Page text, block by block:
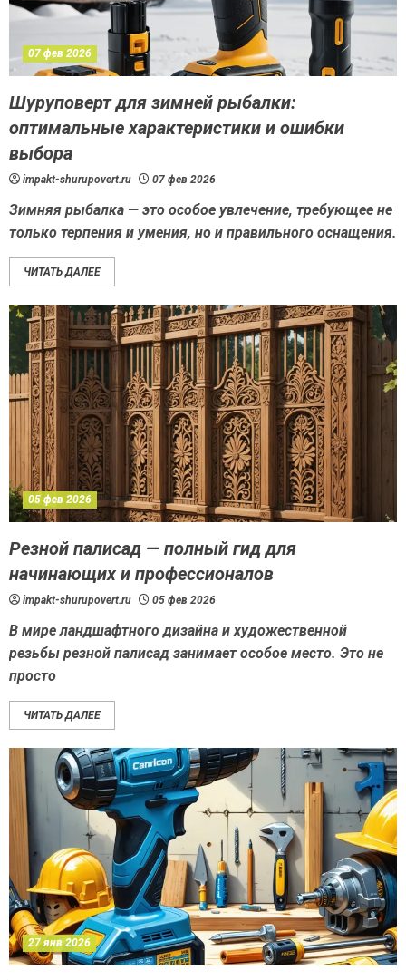
07 фев 2026
Шуруповерт для зимней рыбалки:
оптимальные характеристики и ошибки
выбора
impakt-shurupovert.ru 07 фев 2026
Зимняя рыбалка — это особое увлечение, требующее не
только терпения и умения, но и правильного оснащения.
ЧИТАТЬ ДАЛЕЕ
05 фев 2026
Резной палисад — полный гид для
начинающих и профессионалов
impakt-shurupovert.ru 05 фев 2026
В мире ландшафтного дизайна и художественной
резьбы резной палисад занимает особое место. Это не
просто
ЧИТАТЬ ДАЛЕЕ
27 янв 2026